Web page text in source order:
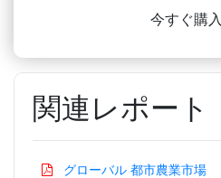
今すぐ購入
関連レポート
グローバル 都市農業市場